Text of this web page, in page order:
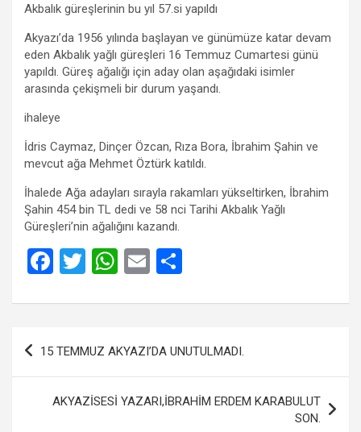
Akbalık güreşlerinin bu yıl 57.si yapıldı
Akyazı’da 1956 yılında başlayan ve günümüze katar devam
eden Akbalık yağlı güreşleri 16 Temmuz Cumartesi günü
yapıldı. Güreş ağalığı için aday olan aşağıdaki isimler
arasında çekişmeli bir durum yaşandı.
ihaleye
İdris Caymaz, Dinçer Özcan, Rıza Bora, İbrahim Şahin ve
mevcut ağa Mehmet Öztürk katıldı.
İhalede Ağa adayları sırayla rakamları yükseltirken, İbrahim
Şahin 454 bin TL dedi ve 58 nci Tarihi Akbalık Yağlı
Güreşleri’nin ağalığını kazandı.
F
ce
b
o
o
k
T
tt
er
W
at
s
A
p
p
E
ail ar
e
Yazı
15 TEMMUZ AKYAZI’DA UNUTULMADI.
AKYAZİSESİ YAZARI,İBRAHİM ERDEM KARABULUT
SON.